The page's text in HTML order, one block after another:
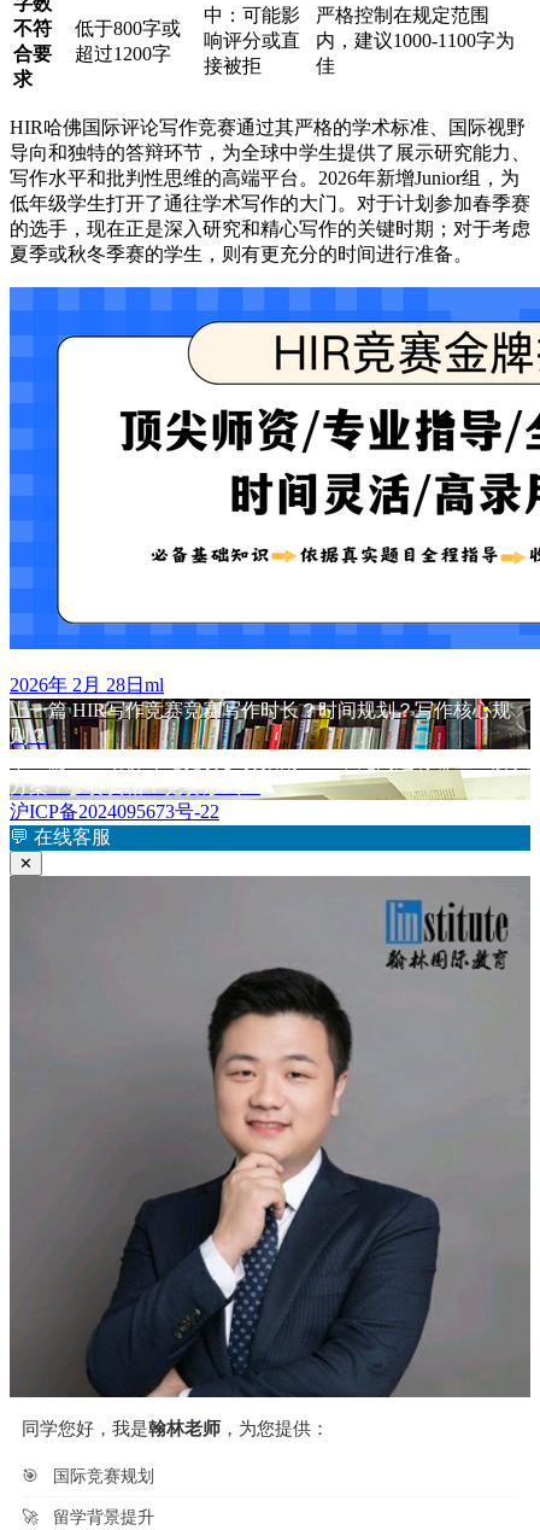
不符
合要
求
低于800字或
超过1200字
中：可能影
响评分或直
接被拒
严格控制在规定范围
内，建议1000-1100字为
佳
HIR哈佛国际评论写作竞赛通过其严格的学术标准、国际视野
导向和独特的答辩环节，为全球中学生提供了展示研究能力、
写作水平和批判性思维的高端平台。2026年新增Junior组，为
低年级学生打开了通往学术写作的大门。对于计划参加春季赛
的选手，现在正是深入研究和精心写作的关键时期；对于考虑
夏季或秋冬季赛的学生，则有更充分的时间进行准备。
发
布
于
2026年 2月 28日 作
者
ml
文
章
导
航
上一篇上
篇
章：
HIR写作竞赛竞赛写作时长？时间规划？写作核心规
则？
篇
文
章：
方案？参赛资格？竞赛形式？
沪ICP备2024095673号-22
💬 在线客服
✕
同学您好，我是翰林老师 ，为您提供：
🎯 国际竞赛规划
🚀 留学背景提升